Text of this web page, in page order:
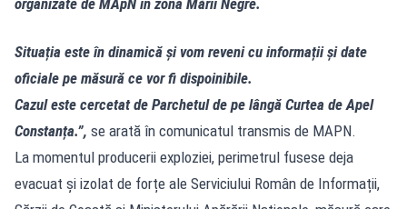
Situația este în dinamică și vom reveni cu informații și date
oficiale pe măsură ce vor fi dispoinibile.
Cazul este cercetat de Parchetul de pe lângă Curtea de Apel
Constanța.”, se arată în comunicatul transmis de MAPN.
La momentul producerii exploziei, perimetrul fusese deja
evacuat și izolat de forțe ale Serviciului Român de Informații,